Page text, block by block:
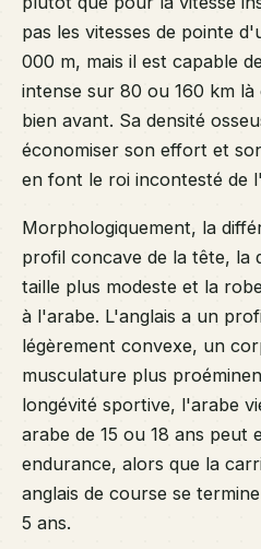
pas les vitesses de pointe
000 m, mais il est capable
intense sur 80 ou 160 km
bien avant. Sa densité
économiser son effort et
en font le roi incontesté de
Morphologiquement, la
profil concave de la tête, la
taille plus modeste et la
à l'arabe. L'anglais a un
légèrement convexe, un
musculature plus
longévité sportive, l'arabe
arabe de 15 ou 18 ans peut
endurance, alors que la
anglais de course se
5 ans.